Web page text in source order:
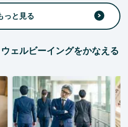
っと見る
ェルビーイングをかなえる